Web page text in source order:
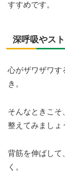
すすめです。
深呼吸やス
心がザワザワす
き。
そんなときこそ
整えてみましょ
背筋を伸ばして
く。